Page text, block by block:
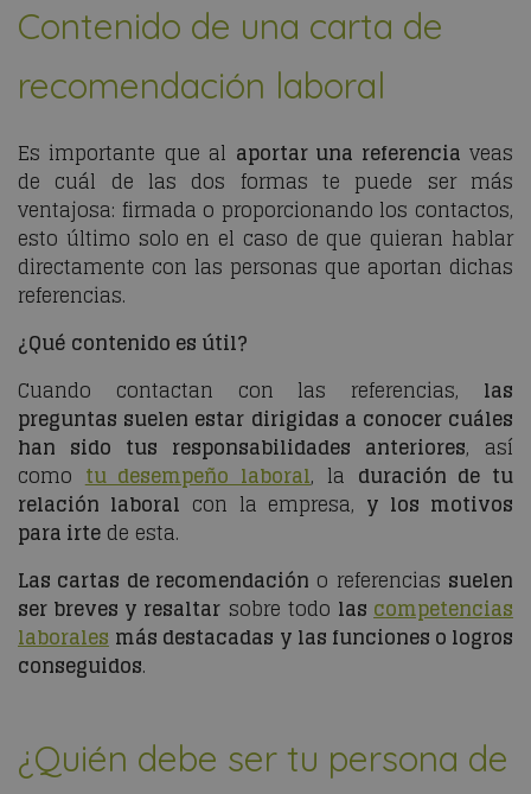
Contenido de una carta de
recomendación laboral
Es importante que al aportar una referencia veas
de cuál de las dos formas te puede ser más
ventajosa: firmada o proporcionando los contactos,
esto último solo en el caso de que quieran hablar
directamente con las personas que aportan dichas
referencias.
¿Qué contenido es útil?
Cuando contactan con las referencias, las
preguntas suelen estar dirigidas a conocer cuáles
han sido tus responsabilidades anteriores, así
comotu desempeño laboral, la duración de tu
relación laboral con la empresa, y los motivos
para irte de esta.
Las cartas de recomendación o referencias suelen
ser breves y resaltar sobre todo lascompetencias
laborales más destacadas y las funciones o logros
conseguidos.
¿Quién debe ser tu persona de